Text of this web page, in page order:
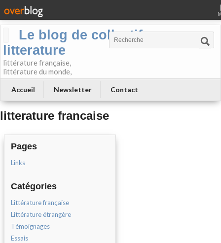
Le blog de collectif-
litterature
littérature française,
littérature du monde,
Accueil Newsletter Contact
litterature francaise
Pages
Links
Catégories
Littérature française
Littérature étrangère
Témoignages
Essais